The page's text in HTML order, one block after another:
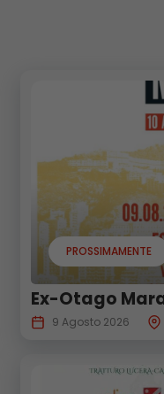
PROSSIMAMENTE
Ex-Otago
9 Agosto 2026